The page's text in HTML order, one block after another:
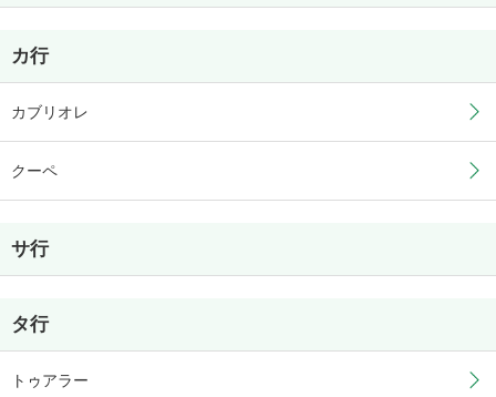
カ行
カブリオレ
クーペ
サ行
タ行
トゥアラー